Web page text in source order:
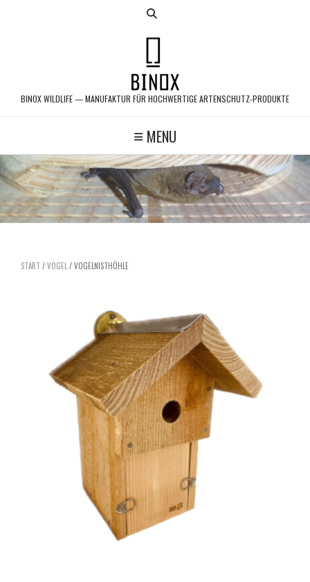
BINOX WILDLIFE — MANUFAKTUR FÜR HOCHWERTIGE ARTENSCHUTZ-PRODUKTE
MENU
START /VOGEL / VOGELNISTHÖHLE